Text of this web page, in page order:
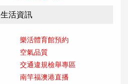
生活資訊
樂活體育館預約
空氣品質
交通違規檢舉專區
南竿福澳港直播